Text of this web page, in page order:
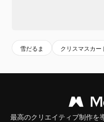
雪だるま クリスマスカー
最高のクリエイティブ制作を